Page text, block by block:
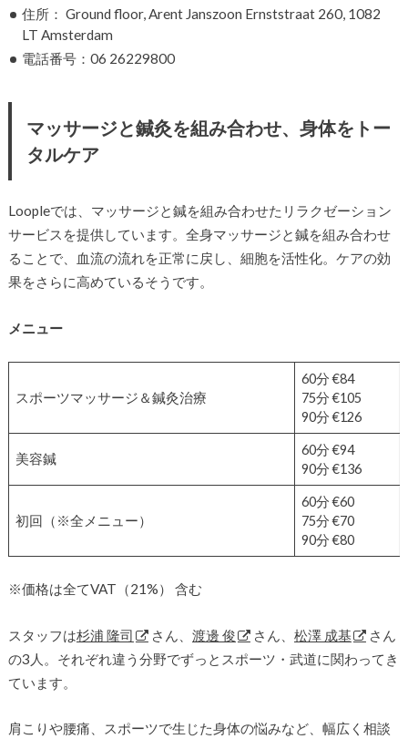
住所： Ground floor, Arent Janszoon Ernststraat 260, 1082
LT Amsterdam
電話番号：06 26229800
マッサージと鍼灸を組み合わせ、身体をトー
タルケア
Loopleでは、マッサージと鍼を組み合わせたリラクゼーション
サービスを提供しています。全身マッサージと鍼を組み合わせ
ることで、血流の流れを正常に戻し、細胞を活性化。ケアの効
果をさらに高めているそうです。
メニュー
スポーツマッサージ＆鍼灸治療
60分 €84
75分 €105
90分 €126
美容鍼
60分 €94
90分 €136
初回（※全メニュー）
60分 €60
75分 €70
90分 €80
※価格は全てVAT（21%） 含む
スタッフは杉浦 隆司 さん、 渡邊 俊 さん、 松澤 成基
さん
の3人。それぞれ違う分野でずっとスポーツ・武道に関わってき
ています。
肩こりや腰痛、スポーツで生じた身体の悩みなど、幅広く相談